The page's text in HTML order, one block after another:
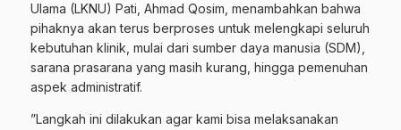
Ulama (LKNU) Pati, Ahmad Qosim, menambahkan bahwa
pihaknya akan terus berproses untuk melengkapi seluruh
kebutuhan klinik, mulai dari sumber daya manusia (SDM),
sarana prasarana yang masih kurang, hingga pemenuhan
aspek administratif.
​”Langkah ini dilakukan agar kami bisa melaksanakan